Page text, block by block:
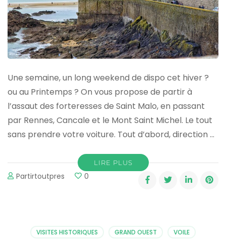
Une semaine, un long weekend de dispo cet hiver ?
ou au Printemps ? On vous propose de partir à
l’assaut des forteresses de Saint Malo, en passant
par Rennes, Cancale et le Mont Saint Michel. Le tout
sans prendre votre voiture. Tout d’abord, direction …
LIRE PLUS
Partirtoutpres 0
VISITES HISTORIQUES GRAND OUEST VOILE